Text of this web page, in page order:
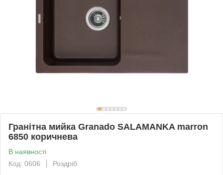
Гранітна мийка Granado SALAMANKA marron
6850 коричнева
В наявності
Код: 0606
Роздріб